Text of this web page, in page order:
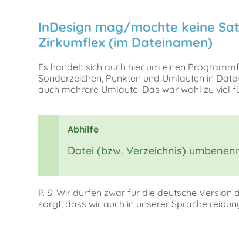
InDesign mag/mochte keine
Zirkumflex (im Dateinamen)
Es handelt sich auch hier um einen
Sonderzeichen, Punkten und Umlauten in
auch mehrere Umlaute. Das war wohl zu viel
Abhilfe
Datei (bzw. Verzeichnis)
P. S. Wir dürfen zwar für die deutsche
sorgt, dass wir auch in unserer Sprache